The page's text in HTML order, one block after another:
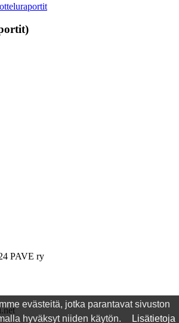
PAVE ry
evästeitä, jotka parantavat sivuston
hyväksyt niiden käytön.
Lisätietoja